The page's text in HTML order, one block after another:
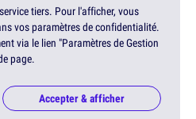
tiers. Pour l'afficher, vous
vos paramètres de confidentialité.
via le lien "Paramètres de Gestion
page.
Accepter & afficher